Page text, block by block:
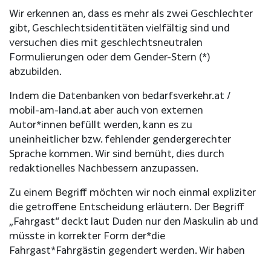
Wir erkennen an, dass es mehr als zwei Geschlechter
gibt, Geschlechtsidentitäten vielfältig sind und
versuchen dies mit geschlechtsneutralen
Formulierungen oder dem Gender-Stern (*)
abzubilden.
Indem die Datenbanken von bedarfsverkehr.at /
mobil-am-land.at aber auch von externen
Autor*innen befüllt werden, kann es zu
uneinheitlicher bzw. fehlender gendergerechter
Sprache kommen. Wir sind bemüht, dies durch
redaktionelles Nachbessern anzupassen.
Zu einem Begriff möchten wir noch einmal expliziter
die getroffene Entscheidung erläutern. Der Begriff
„Fahrgast“ deckt laut Duden nur den Maskulin ab und
müsste in korrekter Form der*die
Fahrgast*Fahrgästin gegendert werden. Wir haben